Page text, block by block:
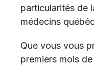
particularités de
médecins
Que vous vous
premiers mois